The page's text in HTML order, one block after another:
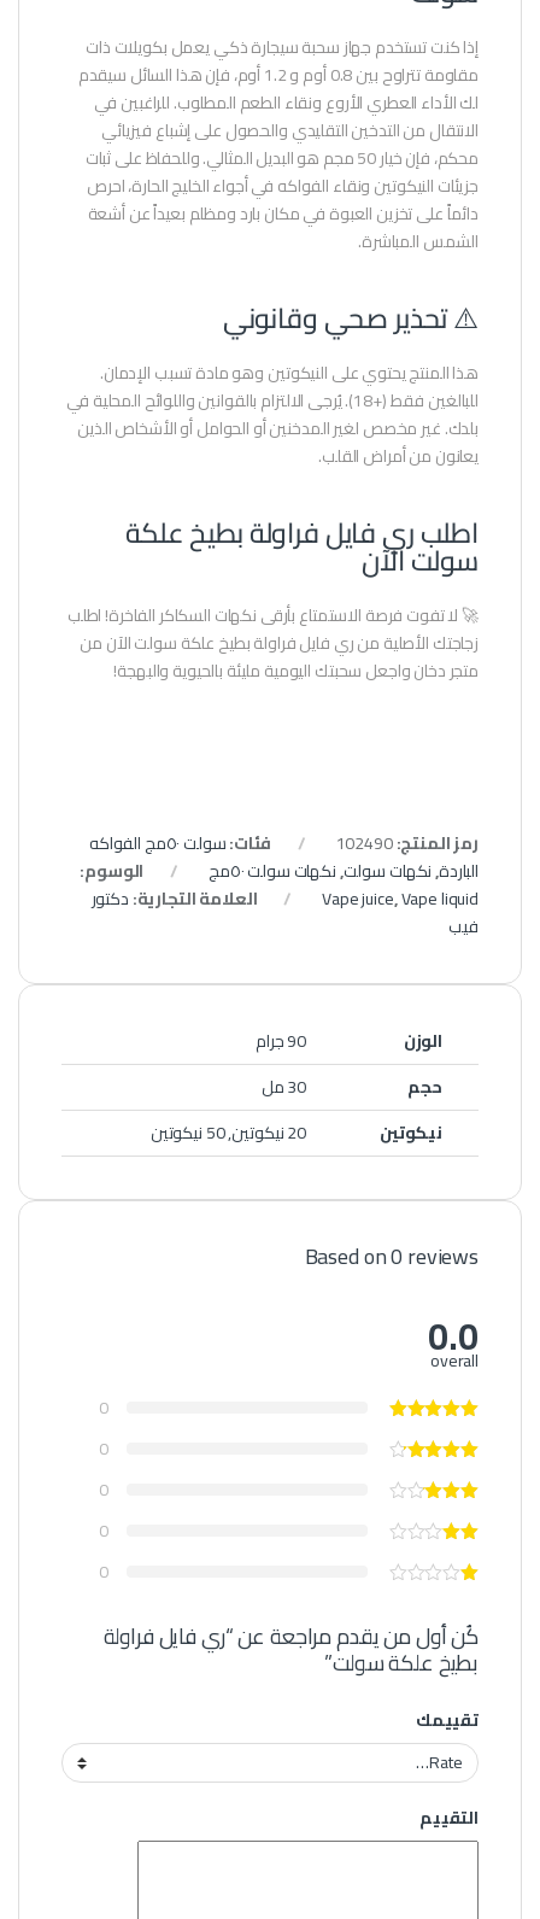
إذا كنت تستخدم جهاز سحبة سيجارة ذكي يعمل بكويلات ذات
مقاومة تتراوح بين 0.8 أوم و 1.2 أوم، فإن هذا السائل سيقدم
لك الأداء العطري الأروع ونقاء الطعم المطلوب. للراغبين في
الانتقال من التدخين التقليدي والحصول على إشباع فيزيائي
محكم، فإن خيار 50 مجم هو البديل المثالي. وللحفاظ على ثبات
جزيئات النيكوتين ونقاء الفواكه في أجواء الخليج الحارة، احرص
دائماً على تخزين العبوة في مكان بارد ومظلم بعيداً عن أشعة
الشمس المباشرة.
⚠️ تحذير صحي وقانوني
هذا المنتج يحتوي على النيكوتين وهو مادة تسبب الإدمان.
للبالغين فقط (+18). يُرجى الالتزام بالقوانين واللوائح المحلية في
بلدك. غير مخصص لغير المدخنين أو الحوامل أو الأشخاص الذين
يعانون من أمراض القلب.
اطلب ري فايل فراولة بطيخ علكة
سولت الآن
🚀 لا تفوت فرصة الاستمتاع بأرقى نكهات السكاكر الفاخرة! اطلب
زجاجتك الأصلية من ري فايل فراولة بطيخ علكة سولت الآن من
متجر دخان واجعل سحبتك اليومية مليئة بالحيوية والبهجة!
رمز المنتج:102490 فئات:
سولت ٥٠مج الفواكه
الباردة,نكهات سولت,نكهات سولت ٥٠مج
الوسوم:
Vape juice,Vape liquid العلامة التجارية:دكتور
فيب
الوزن
90 جرام
حجم
30 مل
نيكوتين
20 نيكوتين, 50 نيكوتين
Based on 0 reviews
0.0
overall
0
0
0
0
0
كُن أول من يقدم مراجعة عن “ري فايل فراولة
بطيخ علكة سولت”
تقييمك
التقييم